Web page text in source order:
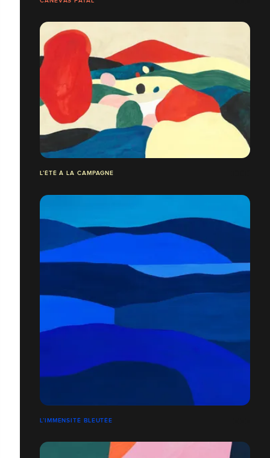
L’ÉTÉ À LA CAMPAGNE
L’IMMENSITÉ BLEUTÉE